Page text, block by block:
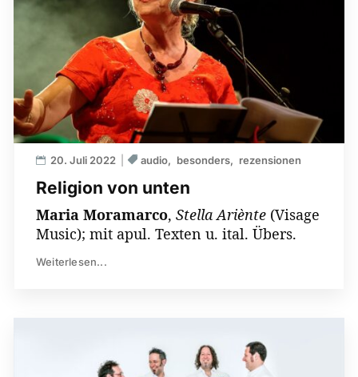
Religion von unten
20. Juli 2022 audio besonders rezensionen
Maria Moramarco, Stella Ariènte (Visage
Music); mit apul. Texten u. ital. Übers.
Weiterlesen...